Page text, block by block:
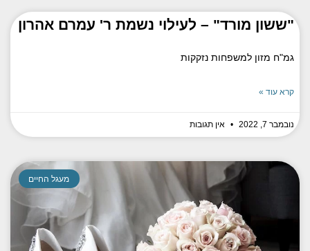
"ששון מורד" – לעילוי נשמת ר' עמרם אהרון
גמ"ח מזון למשפחות נזקקות
קרא עוד »
נובמבר 7, 2022 אין תגובות
מעגל החיים